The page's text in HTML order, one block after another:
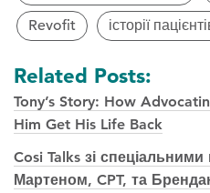
Revofit
історії
Related Posts:
Tony’s Story: How
Him Get His Life Back
Cosi Talks зі
Мартеном, CPT, та